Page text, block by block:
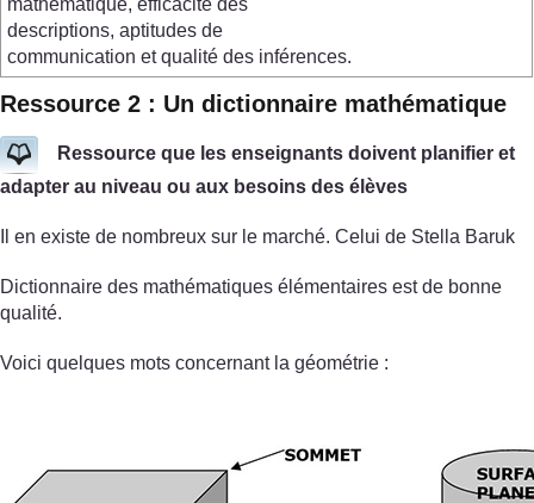
mathématique, efficacité des
descriptions, aptitudes de
communication et qualité des inférences.
Ressource 2 : Un dictionnaire mathématique
Ressource que les enseignants doivent planifier et
adapter au niveau ou aux besoins des élèves
Il en existe de nombreux sur le marché. Celui de Stella Baruk
Dictionnaire des mathématiques élémentaires est de bonne
qualité.
Voici quelques mots concernant la géométrie :